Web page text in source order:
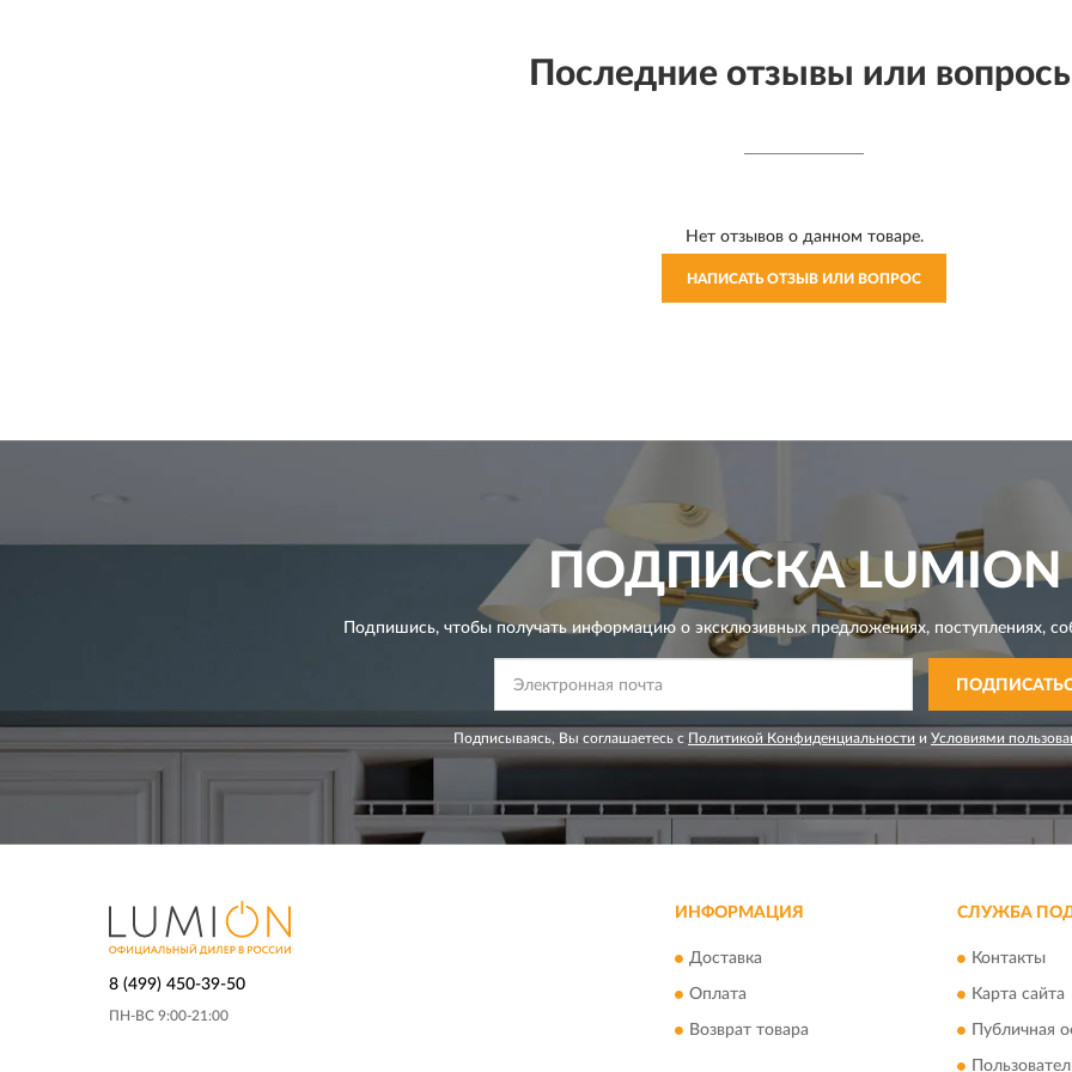
Последние отзывы или
Нет отзывов о данном товаре.
НАПИСАТЬ ОТЗЫВ ИЛИ ВОПРОС
ПОДПИСКАLUMION
Подпишись, чтобы получать информацию о эксклюзивных предложениях,поступлениях,
Подписываясь, Вы соглашаетесь с Политикой Конфиденциальности и Условиями
8 (499) 450-39-50
ПН-ВС 9:00-21:00
ИНФОРМАЦИЯ
Доставка
Оплата
Возврат товара
СЛУЖБА
Контакты
Карта сайта
Публичная